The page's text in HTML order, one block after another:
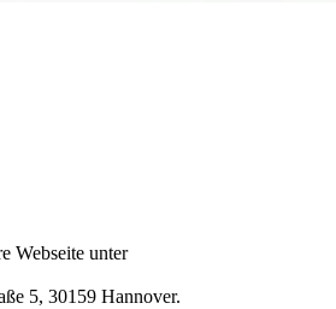
Webseite unter
5, 30159 Hannover.